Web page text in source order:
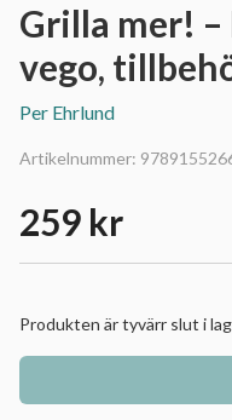
Grilla mer! –
vego,
Per Ehrlund
Artikelnummer:
259 kr
Produkten är tyvärr slut i